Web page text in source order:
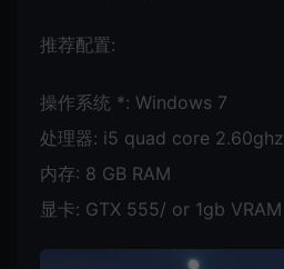
推荐配置:
操作系统 *: Windows 7
处理器: i5 quad core 2.60ghz
内存: 8 GB RAM
显卡: GTX 555/ or 1gb VRAM